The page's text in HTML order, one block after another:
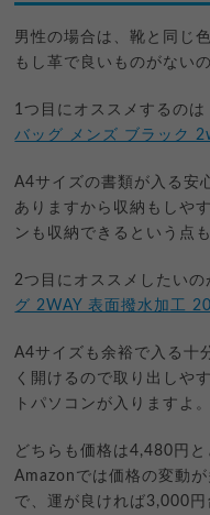
男性の場合は、靴と同じ
もし革で良いものがない
1つ目にオススメするのは
バッグ メンズ ブラック
A4サイズの書類が入る安
ありますから収納もしや
ンも収納できるという点
2つ目にオススメしたいの
グ 2WAY 表面撥水加工
A4サイズも余裕で入る十
く開けるので取り出しや
トパソコンが入りますよ。
どちらも価格は4,480円と
Amazonでは価格の変動
で、運が良ければ3,000円